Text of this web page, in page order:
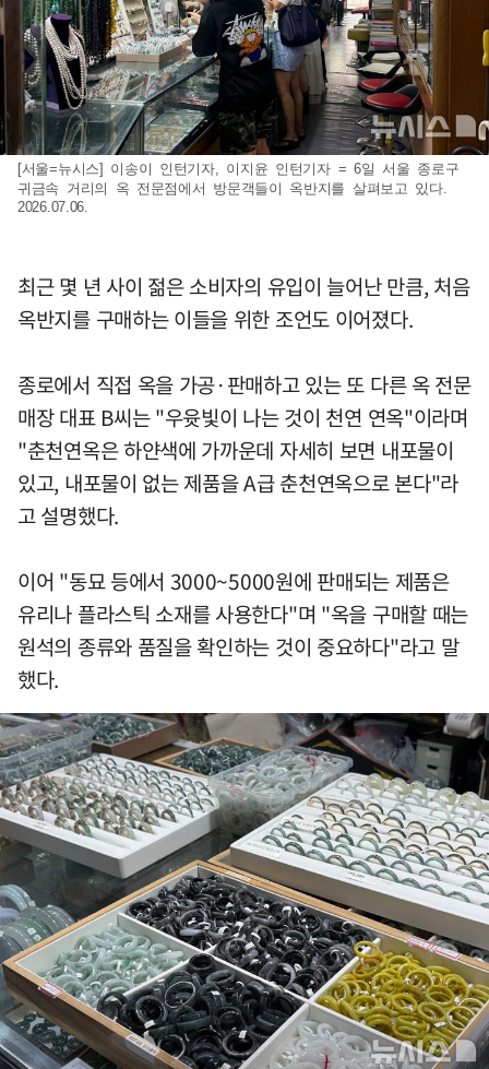
[서울=뉴시스] 이송이 인턴기자, 이지윤 인턴기자 = 6일 서울 종로구
귀금속 거리의 옥 전문점에서 방문객들이 옥반지를 살펴보고 있다.
2026.07.06.
최근 몇 년 사이 젊은 소비자의 유입이 늘어난 만큼, 처음
옥반지를 구매하는 이들을 위한 조언도 이어졌다.
종로에서 직접 옥을 가공·판매하고 있는 또 다른 옥 전문
매장 대표 B씨는 "우윳빛이 나는 것이 천연 연옥"이라며
"춘천연옥은 하얀색에 가까운데 자세히 보면 내포물이
있고, 내포물이 없는 제품을 A급 춘천연옥으로 본다"라
고 설명했다.
이어 "동묘 등에서 3000~5000원에 판매되는 제품은
유리나 플라스틱 소재를 사용한다"며 "옥을 구매할 때는
원석의 종류와 품질을 확인하는 것이 중요하다"라고 말
했다.